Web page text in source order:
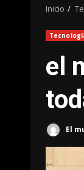
Inicio
el
El